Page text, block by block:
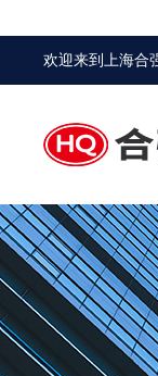
欢迎来到 上海